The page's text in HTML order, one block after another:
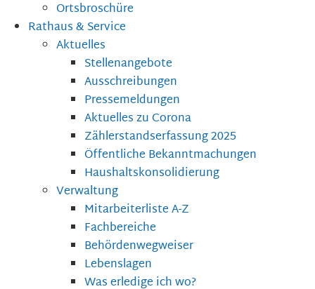
Ortsbroschüre
Rathaus & Service
Aktuelles
Stellenangebote
Ausschreibungen
Pressemeldungen
Aktuelles zu Corona
Zählerstandserfassung 2025
Öffentliche Bekanntmachungen
Haushaltskonsolidierung
Verwaltung
Mitarbeiterliste A-Z
Fachbereiche
Behördenwegweiser
Lebenslagen
Was erledige ich wo?